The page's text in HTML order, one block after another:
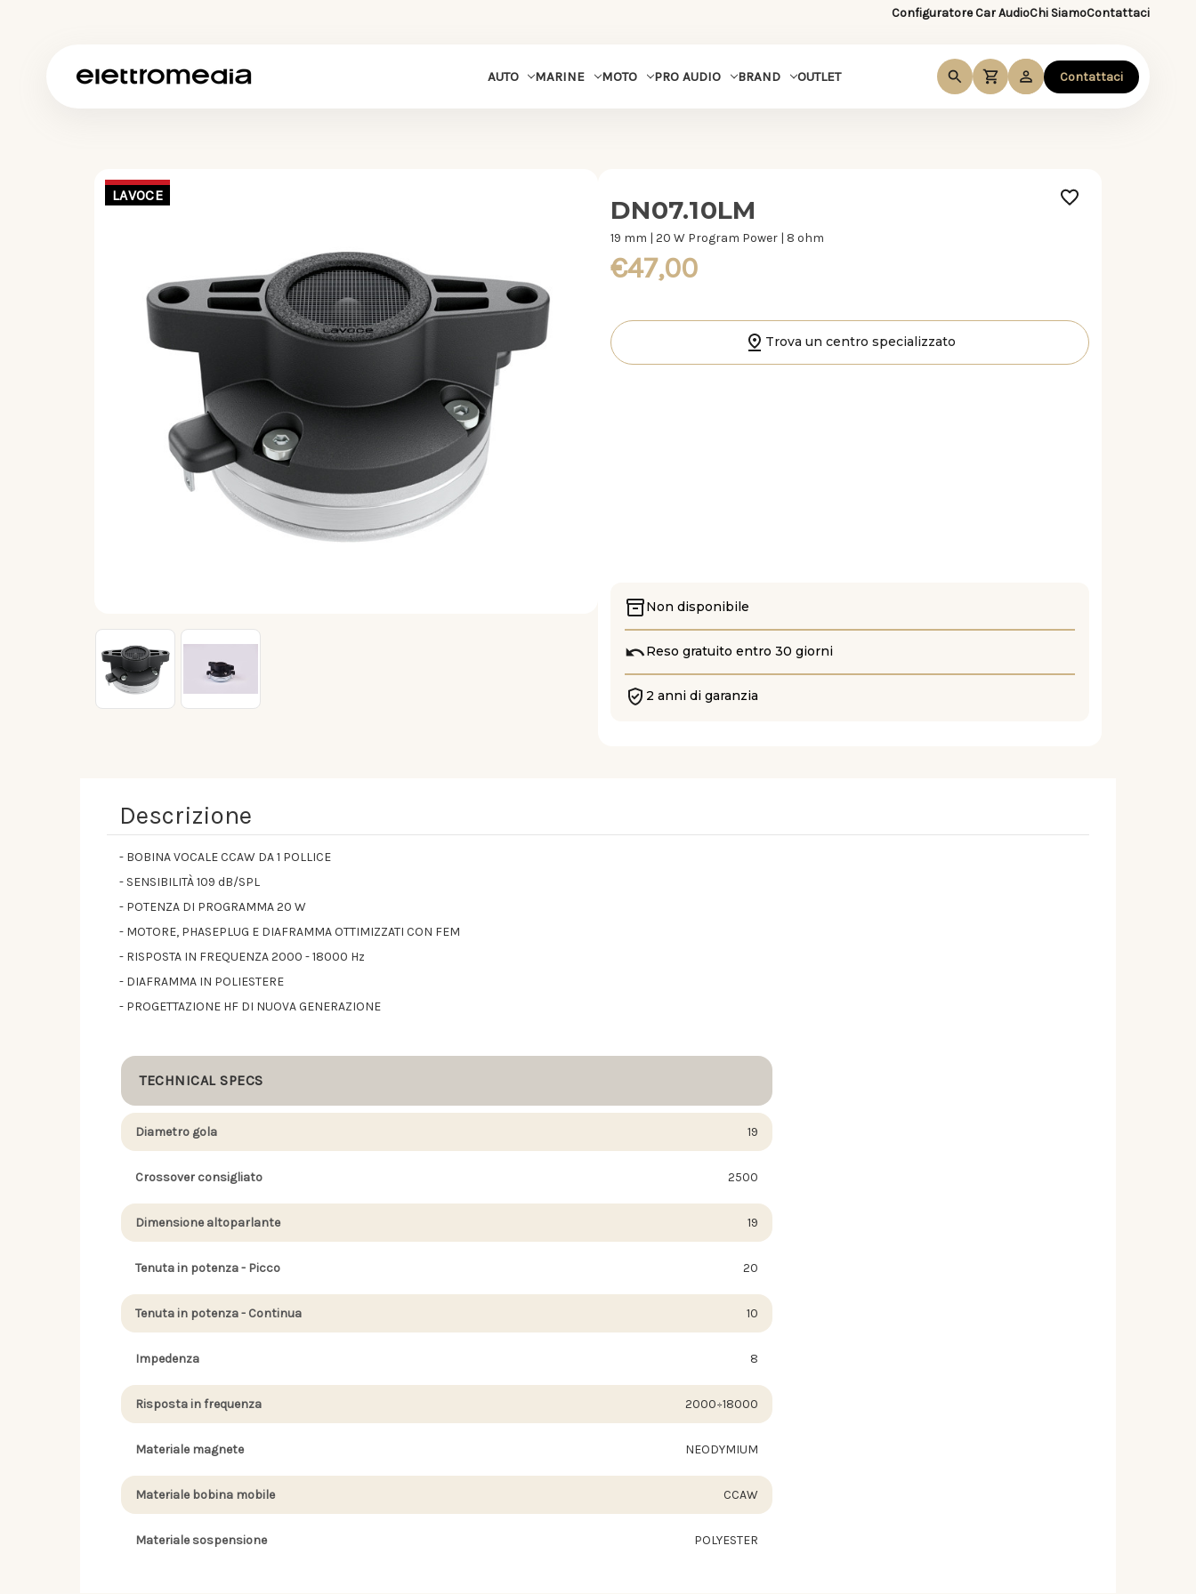
Configuratore Car AudioChi SiamoContattaci
AUTO MARINE MOTO PRO AUDIO BRAND OUTLET Contattaci
LAVOCE DN07.10LM
19 mm | 20 W Program Power | 8 ohm
€47,00
Trova un centro specializzato
Non disponibile
Reso gratuito entro 30 giorni
2 anni di garanzia
Descrizione
- BOBINA VOCALE CCAW DA 1 POLLICE
- SENSIBILITÀ 109 dB/SPL
- POTENZA DI PROGRAMMA 20 W
- MOTORE, PHASEPLUG E DIAFRAMMA OTTIMIZZATI CON FEM
- RISPOSTA IN FREQUENZA 2000 - 18000 Hz
- DIAFRAMMA IN POLIESTERE
- PROGETTAZIONE HF DI NUOVA GENERAZIONE
TECHNICAL SPECS
Diametro gola 19
Crossover consigliato 2500
Dimensione altoparlante 19
Tenuta in potenza - Picco 20
Tenuta in potenza - Continua 10
Impedenza 8
Risposta in frequenza 2000÷18000
Materiale magnete NEODYMIUM
Materiale bobina mobile CCAW
Materiale sospensione POLYESTER